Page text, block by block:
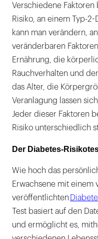
Verschiedene
Risiko, an einem Typ-
kann man verändern,
veränderbaren
Ernährung, die
Rauchverhalten und
das Alter, die
Veranlagung lassen
Jeder dieser Faktoren
Risiko unterschiedlich
Der Diabetes-
Wie hoch das
Erwachsene mit einem
veröffentlichten
Test basiert auf den
und ermöglicht es,